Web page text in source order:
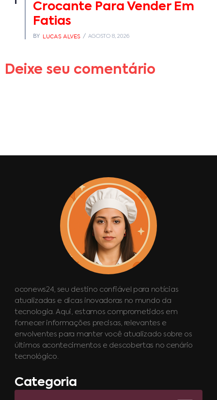
Crocante Para Vender Em
Fatias
BY LUCAS ALVES AGOSTO 8, 2026
Deixe seu comentário
oconews24, seu destino confiável para notícias
atualizadas e dicas inovadoras no mundo da
tecnologia. Aqui, estamos comprometidos em
fornecer informações precisas, relevantes e
envolventes para manter você atualizado sobre os
últimos acontecimentos e descobertas no cenário
tecnológico.
Categoria